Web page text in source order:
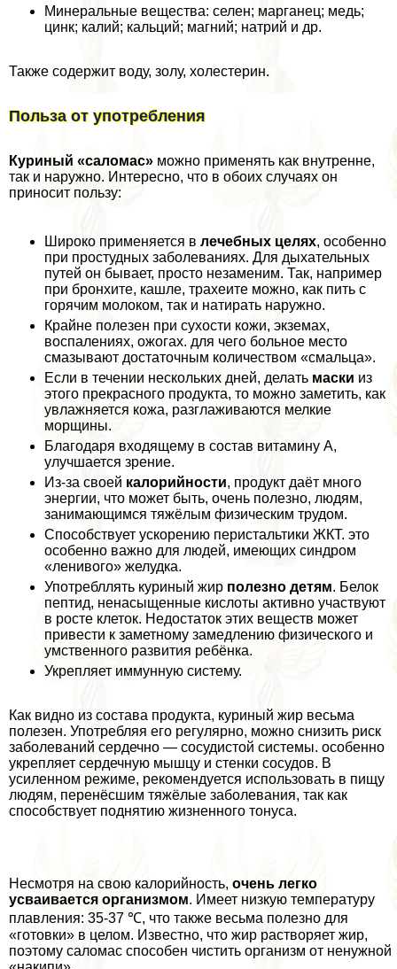
Минеральные вещества: селен; марганец; медь;
цинк; калий; кальций; магний; натрий и др.
Также содержит воду, золу, холестерин.
Польза от употрeбления
Куриный «саломас» можно применять как внутренне,
так и наружно. Интересно, что в обоих случаях он
приносит пользу:
Широко применяется в лечебных целях, особенно
при простудных заболеваниях. Для дыхательных
путей он бывает, просто незаменим. Так, например
при бронхите, кашле, трахеите можно, как пить с
горячим молоком, так и натирать наружно.
Крайне полезен при сухости кожи, экземах,
воспалениях, ожогах. для чего больное место
смазывают достаточным количеством «смальца».
Если в течении нескольких дней, делать маски из
этого прекрасного продукта, то можно заметить, как
увлажняется кожа, разглаживаются мелкие
морщины.
Благодаря входящему в состав витамину А,
улучшается зрение.
Из-за своей калорийности, продукт даёт много
энергии, что может быть, очень полезно, людям,
занимающимся тяжёлым физическим трудом.
Способствует ускорению перистальтики ЖКТ. это
особенно важно для людей, имеющих синдром
«ленивого» желудка.
Употрeбллять куриный жир полезно детям. Белок
пептид, ненасыщенные кислоты активно участвуют
в росте клеток. Недостаток этих веществ может
привести к заметному замедлению физического и
умственного развития ребёнка.
Укрепляет иммунную систему.
Как видно из состава продукта, куриный жир весьма
полезен. Употрeбляя его регулярно, можно снизить риск
заболеваний сердечно — сосудистой системы. особенно
укрепляет сердечную мышцу и стенки сосудов. В
усиленном режиме, рекомендуется использовать в пищу
людям, перенёсшим тяжёлые заболевания, так как
способствует поднятию жизненного тонуса.
Несмотря на свою калорийность, очень легко
усваивается организмом. Имеет низкую температуру
плавления: 35-37 ℃, что также весьма полезно для
«готовки» в целом. Известно, что жир растворяет жир,
поэтому саломас способен чистить организм от ненужной